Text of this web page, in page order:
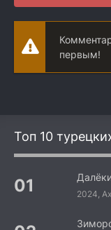
первым!
Топ 10
2024,